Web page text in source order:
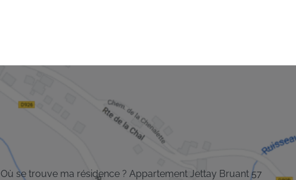
Où se trouve ma résidence ? Appartement Jettay Bruant 57